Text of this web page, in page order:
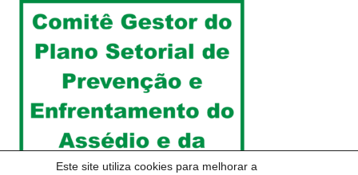
Este site utiliza cookies para melhorar a